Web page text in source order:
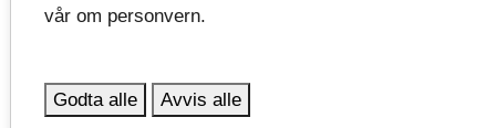
stengning
vår om personvern.
Godta alle Avvis alle